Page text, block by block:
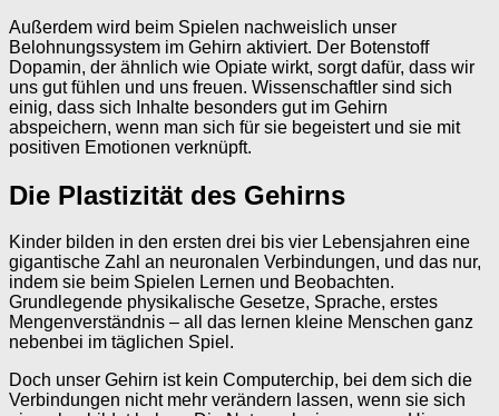
Außerdem wird beim Spielen nachweislich unser
Belohnungssystem im Gehirn aktiviert. Der Botenstoff
Dopamin, der ähnlich wie Opiate wirkt, sorgt dafür, dass wir
uns gut fühlen und uns freuen. Wissenschaftler sind sich
einig, dass sich Inhalte besonders gut im Gehirn
abspeichern, wenn man sich für sie begeistert und sie mit
positiven Emotionen verknüpft.
Die Plastizität des Gehirns
Kinder bilden in den ersten drei bis vier Lebensjahren eine
gigantische Zahl an neuronalen Verbindungen, und das nur,
indem sie beim Spielen Lernen und Beobachten.
Grundlegende physikalische Gesetze, Sprache, erstes
Mengenverständnis – all das lernen kleine Menschen ganz
nebenbei im täglichen Spiel.
Doch unser Gehirn ist kein Computerchip, bei dem sich die
Verbindungen nicht mehr verändern lassen, wenn sie sich